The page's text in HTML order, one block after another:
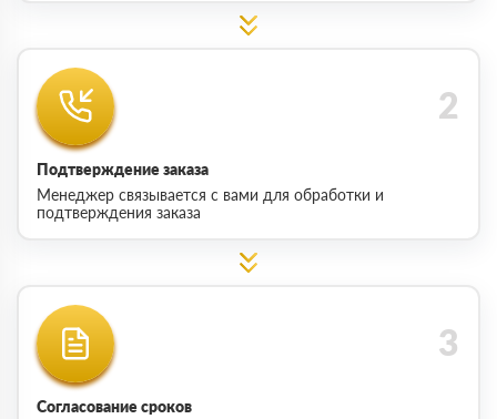
Подтверждение заказа
Менеджер связывается с вами для обработки и
подтверждения заказа
Согласование сроков